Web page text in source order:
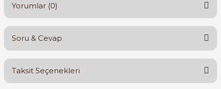
Yorumlar (0)
Bu ürüne ilk yorumu siz yapın!
Soru & Cevap
Ürün hakkında henüz soru sorulmamış.
Taksit Seçenekleri